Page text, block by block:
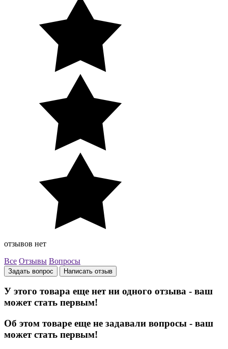
отзывов нет
Все Отзывы Вопросы
Задать вопрос Написать отзыв
У этого товара еще нет ни одного отзыва - ваш
может стать первым!
Об этом товаре еще не задавали вопросы - ваш
может стать первым!